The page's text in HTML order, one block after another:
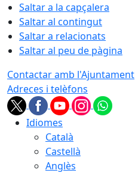
Saltar a la capçalera
Saltar al contingut
Saltar a relacionats
Saltar al peu de pàgina
Contactar amb l'Ajuntament
Adreces i telèfons
Idiomes
Català
Castellà
Anglès